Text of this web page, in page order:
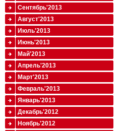
Сентябрь'2013
Август'2013
Июль'2013
Июнь'2013
Май'2013
Апрель'2013
Март'2013
Февраль'2013
Январь'2013
Декабрь'2012
Ноябрь'2012